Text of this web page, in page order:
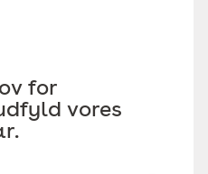
for
vores